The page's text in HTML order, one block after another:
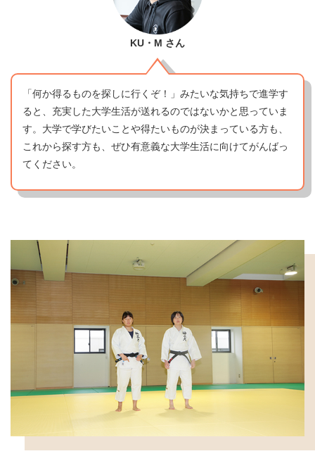
KU・M さん
「何か得るものを探しに行くぞ！」みたいな気持ちで進学す
ると、充実した大学生活が送れるのではないかと思っていま
す。大学で学びたいことや得たいものが決まっている方も、
これから探す方も、ぜひ有意義な大学生活に向けてがんばっ
てください。